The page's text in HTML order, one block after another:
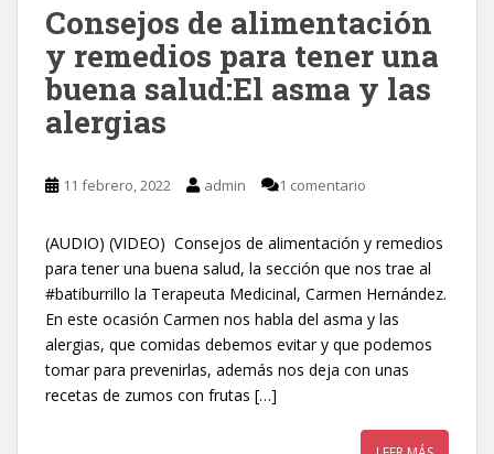
Consejos de alimentación
y remedios para tener una
buena salud:El asma y las
alergias
11 febrero, 2022 admin 1 comentario
(AUDIO) (VIDEO) Consejos de alimentación y remedios
para tener una buena salud, la sección que nos trae al
#batiburrillo la Terapeuta Medicinal, Carmen Hernández.
En este ocasión Carmen nos habla del asma y las
alergias, que comidas debemos evitar y que podemos
tomar para prevenirlas, además nos deja con unas
recetas de zumos con frutas […]